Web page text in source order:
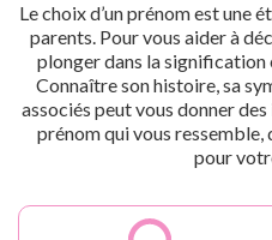
Le choix d’un prénom est une
parents. Pour vous aider à
plonger dans la signification
Connaître son histoire, sa
associés peut vous donner
prénom qui vous ressemble,
pour